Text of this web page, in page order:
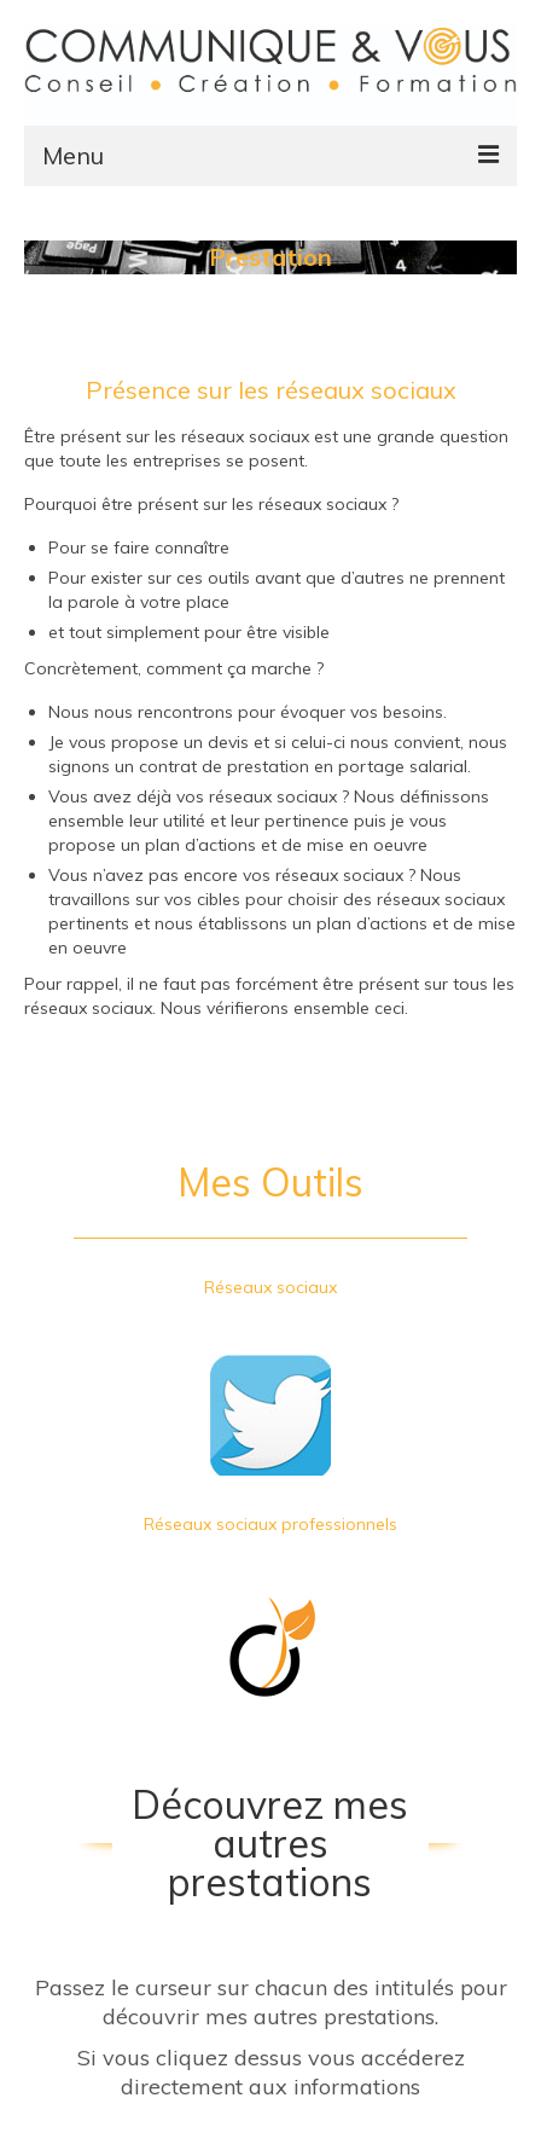
Menu
Faisons connaissance
Prestations et Services
Votre chargé de communication pour
quelques heures…
Création de site internet et conseils en
référencement
Formations en communication et
Création des vos supports de communication
Présence sur les réseaux sociaux
Audit des outils de communication et
conseils
Contact
Présence sur les réseaux sociaux
Prestation
Présence sur les réseaux sociaux
Être présent sur les réseaux sociaux est une grande question
que toute les entreprises se posent.
Pourquoi être présent sur les réseaux sociaux ?
Pour se faire connaître
Pour exister sur ces outils avant que d’autres ne prennent
la parole à votre place
et tout simplement pour être visible
Concrètement, comment ça marche ?
Nous nous rencontrons pour évoquer vos besoins.
Je vous propose un devis et si celui-ci nous convient, nous
signons un contrat de prestation en portage salarial.
Vous avez déjà vos réseaux sociaux ? Nous définissons
ensemble leur utilité et leur pertinence puis je vous
propose un plan d’actions et de mise en oeuvre
Vous n’avez pas encore vos réseaux sociaux ? Nous
travaillons sur vos cibles pour choisir des réseaux sociaux
pertinents et nous établissons un plan d’actions et de mise
en oeuvre
Pour rappel, il ne faut pas forcément être présent sur tous les
réseaux sociaux. Nous vérifierons ensemble ceci.
Mes Outils
Réseaux sociaux
Réseaux sociaux professionnels
Découvrez mes
autres
prestations
Passez le curseur sur chacun des intitulés pour
découvrir mes autres prestations.
Si vous cliquez dessus vous accéderez
directement aux informations